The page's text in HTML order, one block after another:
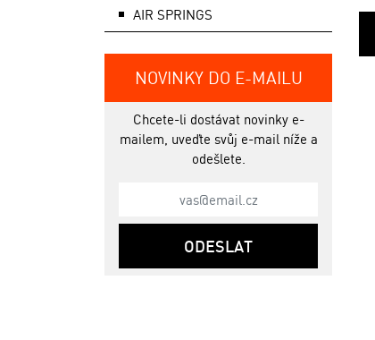
AIR SPRINGS
NOVINKY DO E-MAILU
Chcete-li dostávat novinky e-
mailem, uveďte svůj e-mail níže a
odešlete.
ODESLAT